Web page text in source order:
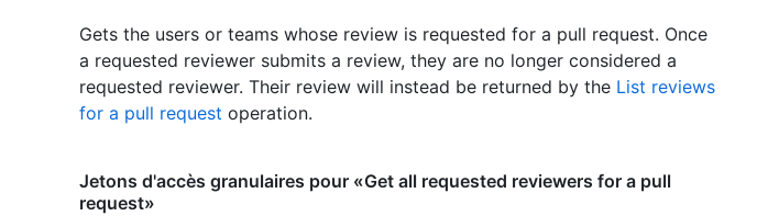
Gets the users or teams whose review is requested for a pull request. Once
a requested reviewer submits a review, they are no longer considered a
requested reviewer. Their review will instead be returned by the List reviews
for a pull request operation.
Jetons d'accès granulaires pour «Get all requested reviewers for a pull
request»